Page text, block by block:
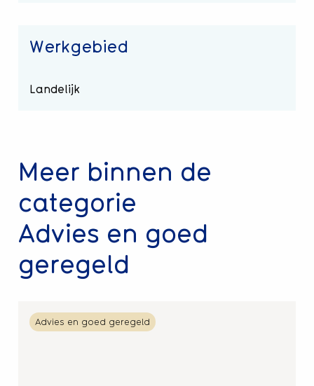
Werkgebied
Landelijk
Meer binnen de
categorie
Advies en goed
geregeld
Advies en goed geregeld
Lees
meer